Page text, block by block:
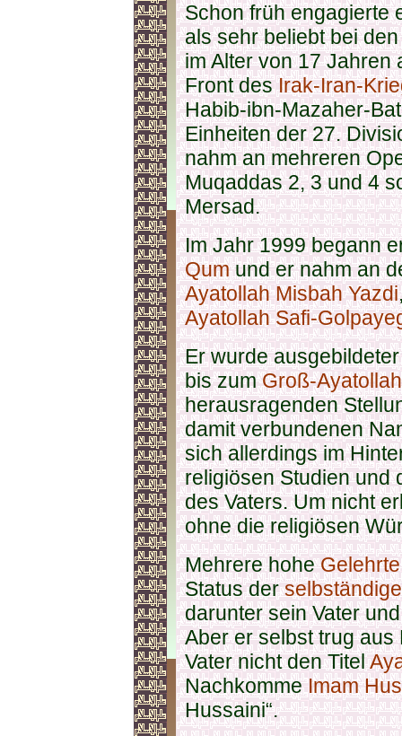
Schon früh engagierte
als sehr beliebt bei
im Alter von 17 Jahren
Front desIrak-Iran-
Habib-ibn-Mazaher-
Einheiten der 27.
nahm an mehreren
Muqaddas 2, 3 und 4
Mersad.
Im Jahr 1999 begann
Qumund er nahm an
Ayatollah Misbah Yazdi
Ayatollah Safi-
Er wurde
bis zumGroß-
herausragenden
damit verbundenen
sich allerdings im
religiösen Studien und
des Vaters. Um nicht
ohne die religiösen
Mehrere hohe
Status der
darunter sein Vater
Aber er selbst trug
Vater nicht den Titel
NachkommeImam
Hussaini“.